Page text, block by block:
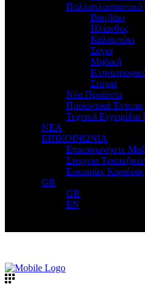
Πολλαπλασιαστικό
Βαμβάκι
Ηλίανθος
Καλαμπόκι
Σόγια
Μηδική
Σιτηρά
Νέα Προϊόντα
Προϊοντικά Έντυπα
Τεχνικά Εγχειρίδια
ΝΕΑ
ΕΠΙΚΟΙΝΩΝΙΑ
Επικοινωνήστε
Στοιχεία
Ευκαιρίες Καριέρας
GR
GR
EN